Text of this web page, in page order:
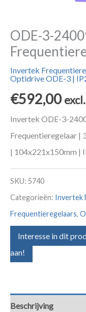
ODE-3-
Invertek
Optidrive ODE-3 |
€592,00
Invertek ODE-3-
Frequentieregelaar |
| 104x221x150mm |
SKU: 5740
Categorieën: Invertek
Frequentieregelaars,
Interesse in dit
aan!
Beschrijving